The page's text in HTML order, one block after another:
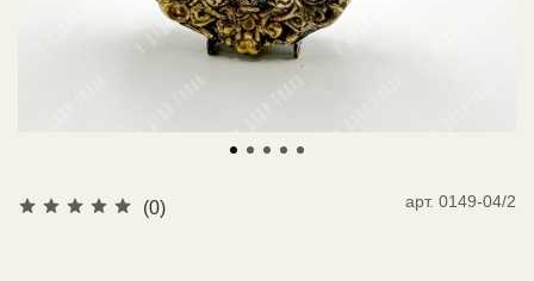
(0) арт. 0149-04/2